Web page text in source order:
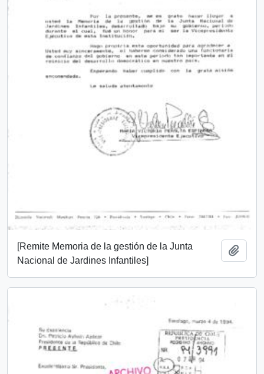
[Remite Memoria de la gestión de la Junta
Nacional de Jardines Infantiles]